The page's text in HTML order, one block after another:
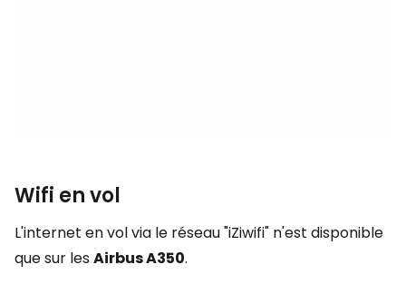
Wifi en vol
L'internet en vol via le réseau "iZiwifi" n'est disponible
que sur lesAirbus A350.